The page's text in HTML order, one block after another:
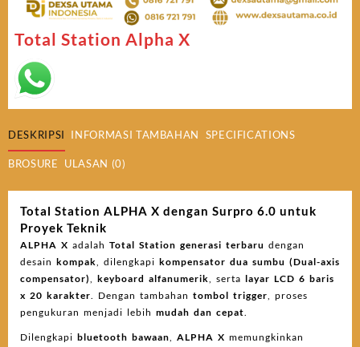
Total Station Alpha X
DESKRIPSI INFORMASI TAMBAHAN SPECIFICATIONS
BROSURE ULASAN (0)
Total Station ALPHA X dengan Surpro 6.0 untuk
Proyek Teknik
ALPHA X adalah Total Station generasi terbaru dengan
desain kompak, dilengkapi kompensator dua sumbu (Dual-axis
compensator), keyboard alfanumerik, serta layar LCD 6 baris
x 20 karakter. Dengan tambahan tombol trigger, proses
pengukuran menjadi lebih mudah dan cepat.
Dilengkapi bluetooth bawaan, ALPHA X memungkinkan